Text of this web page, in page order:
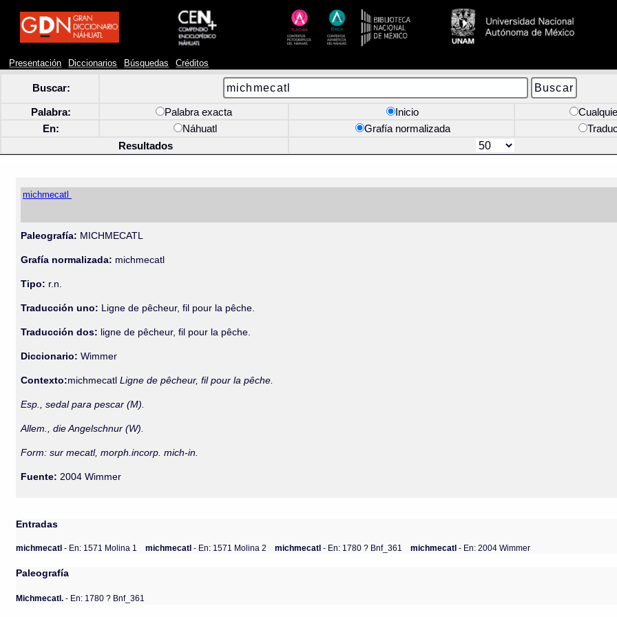
Presentación Diccionarios Búsquedas Créditos
Buscar:
Palabra: Palabra exacta Inicio
En:
Náhuatl Grafía normalizada
Resultados
michmecatl
Paleografía: MICHMECATL
Grafía normalizada: michmecatl
Tipo: r.n.
Traducción uno: Ligne de pêcheur, fil pour la pêche.
Traducción dos: ligne de pêcheur, fil pour la pêche.
Diccionario:Wimmer
Contexto:michmecatlLigne de pêcheur, fil pour la pêche.
Esp., sedal para pescar (M).
Allem., die Angelschnur (W).
Form: sur mecatl, morph.incorp. mich-in.
Fuente: 2004 Wimmer
Entradas
michmecatl- En: 1571 Molina 1 michmecatl- En: 1571 Molina 2 michmecatl- En: 1780 ? Bnf_361 michmecatl- En: 2004 Wimmer
Paleografía
Michmecatl. - En: 1780 ? Bnf_361